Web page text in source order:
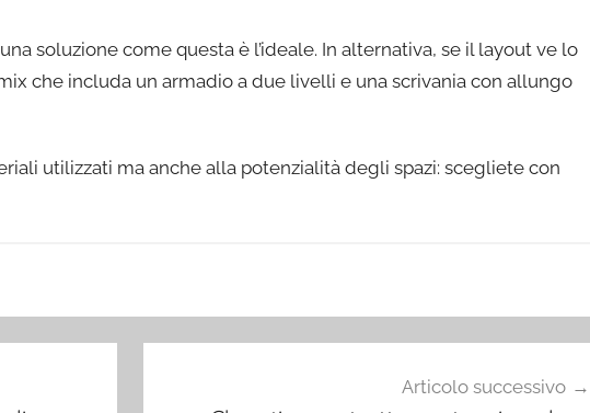
soluzione come questa è l’ideale. In alternativa, se il layout ve lo
che includa un armadio a due livelli e una scrivania con allungo
utilizzati ma anche alla potenzialità degli spazi: scegliete con
Articolo successivo